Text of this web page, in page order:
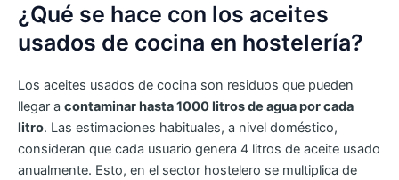
¿Qué se hace con los aceites
usados de cocina en hostelería?
Los aceites usados de cocina son residuos que pueden
llegar a contaminar hasta 1000 litros de agua por cada
litro. Las estimaciones habituales, a nivel doméstico,
consideran que cada usuario genera 4 litros de aceite usado
anualmente. Esto, en el sector hostelero se multiplica de